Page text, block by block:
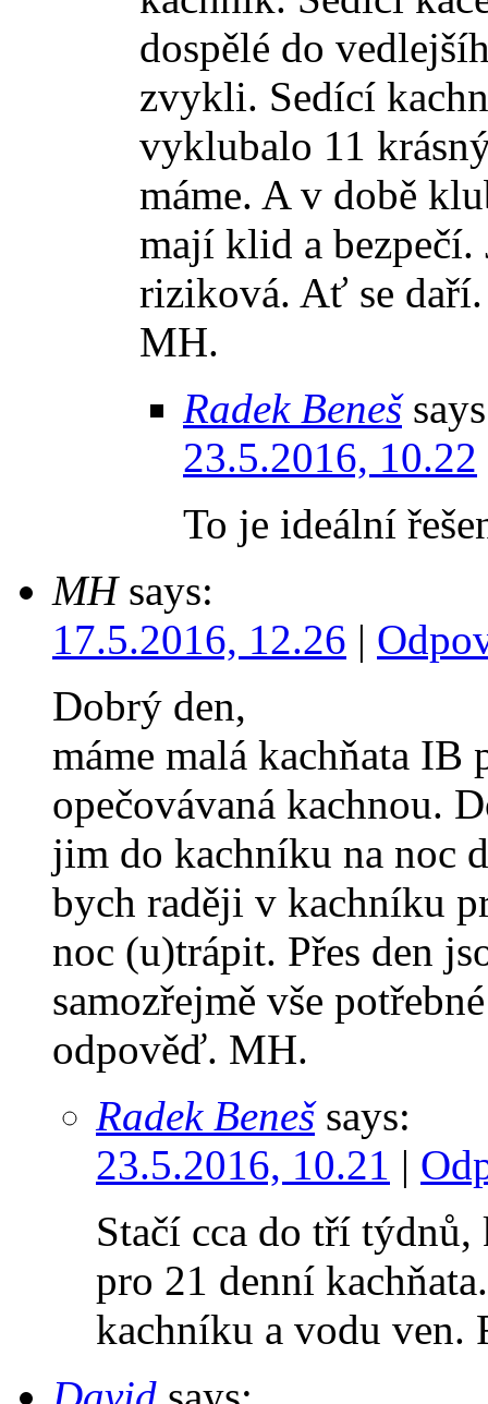
dospělé do
zvykli. Sedící
vyklubalo 11
máme. A v době
mají klid a
riziková. Ať se daří.
MH.
Radek Beneš
23.5.2016, 10.22
To je ideální
MH says:
17.5.2016, 12.26 |
Dobrý den,
máme malá kachňata IB
opečovávaná kachnou.
jim do kachníku na noc
bych raději v kachníku
noc (u)trápit. Přes den
samozřejmě vše
odpověď. MH.
Radek Beneš says:
23.5.2016, 10.21 |
Stačí cca do tří týdnů,
pro 21 denní
kachníku a vodu ven.